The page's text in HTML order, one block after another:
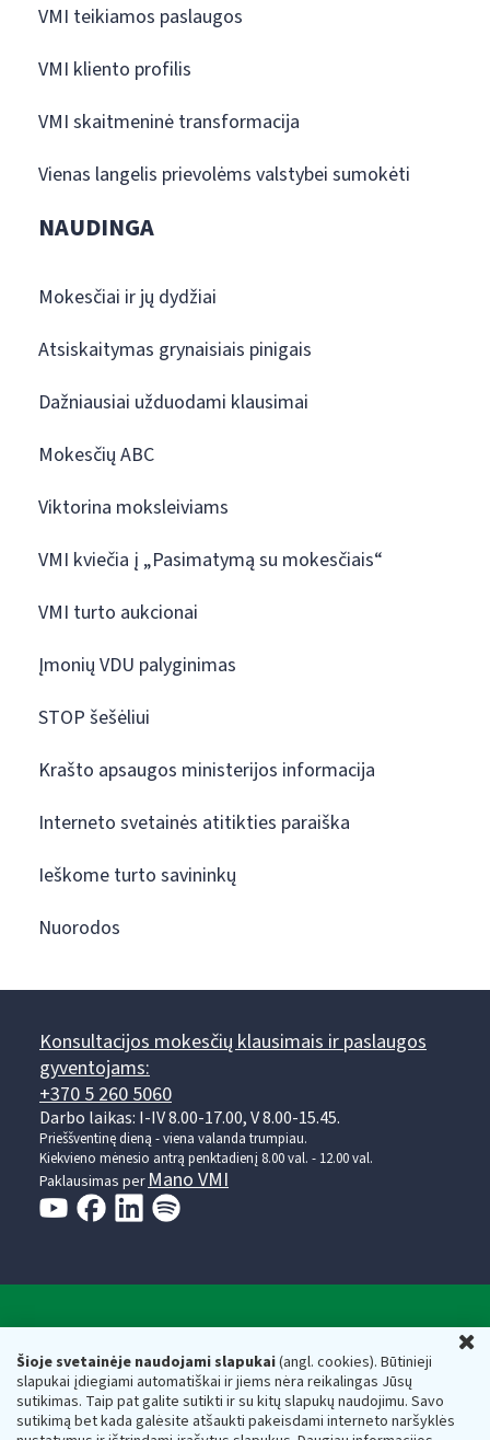
Šioje svetainėje naudojami slapukai(angl. cookies). Būtinieji
slapukai įdiegiami automatiškai ir jiems nėra reikalingas Jūsų
sutikimas. Taip pat galite sutikti ir su kitų slapukų naudojimu. Savo
sutikimą bet kada galėsite atšaukti pakeisdami interneto naršyklės
VMI teikiamos paslaugos
VMI kliento profilis
VMI skaitmeninė transformacija
Vienas langelis prievolėms valstybei sumokėti
NAUDINGA
Mokesčiai ir jų dydžiai
Atsiskaitymas grynaisiais pinigais
Dažniausiai užduodami klausimai
Mokesčių ABC
Viktorina moksleiviams
VMI kviečia į „Pasimatymą su mokesčiais“
VMI turto aukcionai
Įmonių VDU palyginimas
STOP šešėliui
Krašto apsaugos ministerijos informacija
Interneto svetainės atitikties paraiška
Ieškome turto savininkų
Nuorodos
Konsultacijos mokesčių klausimais ir paslaugos
gyventojams:
+370 5 260 5060
Darbo laikas: I-IV 8.00-17.00, V 8.00-15.45.
Prieššventinę dieną - viena valanda trumpiau.
Kiekvieno mėnesio antrą penktadienį 8.00 val. - 12.00 val.
Paklausimas per Mano VMI
Respublikos finansų ministerijos
Biudžetinė įstaiga. Juridinio asmens kodas — 188659752,
adresas: Vasario 16-osios g. 14, 01107 Vilnius, Lietuva, el.paštas:
vmi@vmi.lt, E. pristatymo dėžutės adresas 188659752